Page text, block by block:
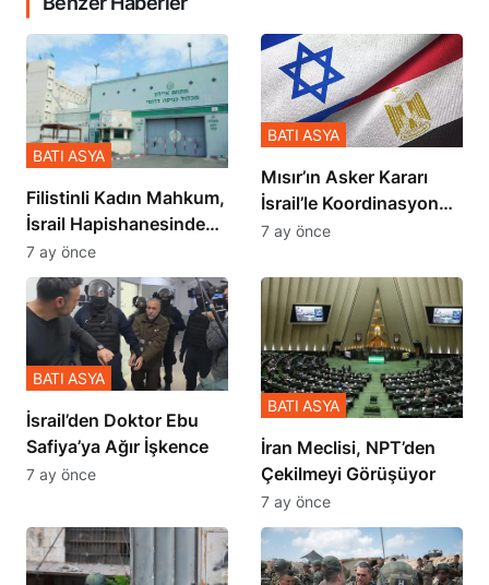
Filistinli Kadın Mahkum,
İsrail Hapishanesindeki
Zulmü Anlattı
BATI ASYA
7 ay önce
Mısır’ın Asker Kararı
İsrail’le Koordinasyon
İçinde Gerçekleşmiş
BATI ASYA
7 ay önce
İsrail’den Doktor Ebu
Safiya’ya Ağır İşkence
BATI ASYA
7 ay önce
İran Meclisi, NPT’den
Çekilmeyi Görüşüyor
BATI ASYA
7 ay önce